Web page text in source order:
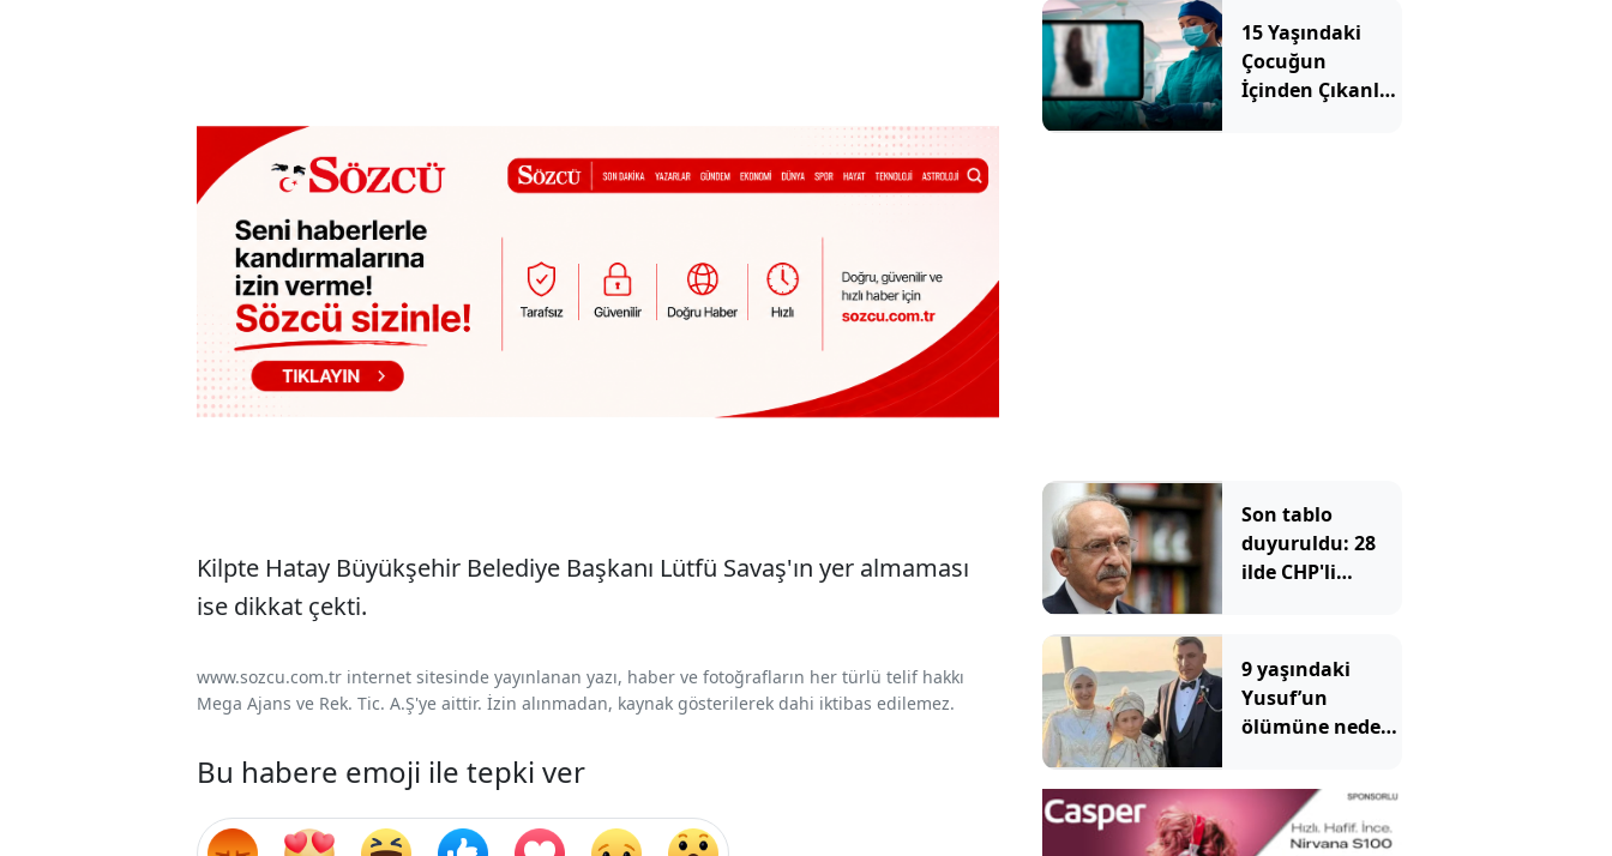
Kilpte Hatay Büyükşehir Belediye Başkanı Lütfü Savaş'ın yer almaması
ise dikkat çekti.
www.sozcu.com.tr internet sitesinde yayınlanan yazı, haber ve fotoğrafların her türlü telif hakkı
Mega Ajans ve Rek. Tic. A.Ş'ye aittir. İzin alınmadan, kaynak gösterilerek dahi iktibas edilemez.
Bu habere emoji ile tepki ver
15 Yaşındaki
Çocuğun
İçinden Çıkanlar
Son tablo
duyuruldu: 28
ilde CHP'li
sayısı 232'ye
ulaştı
9 yaşındaki
Yusuf’un
ölümüne neden
faciasında şok
edici detaylar
ortaya çıktı